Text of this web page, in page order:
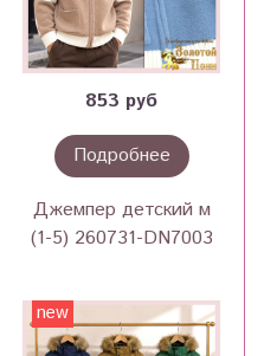
853 руб
Подробнее
Джемпер детский м
(1-5) 260731-DN7003
new